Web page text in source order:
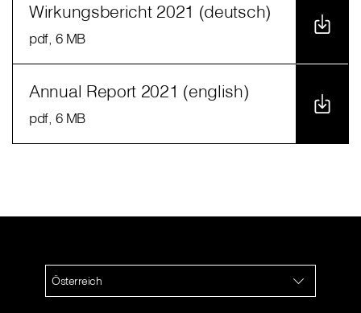
Wirkungsbericht 2021 (deutsch)
pdf, 6 MB
Annual Report 2021 (english)
pdf, 6 MB
Österreich